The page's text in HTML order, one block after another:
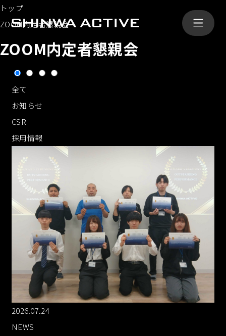
シンワ・アクティブとは
ABOUT
事業内容
SERVICE
導入事例
CASE
会社概要
COMPANY
採用情報
RECRUIT
資料ダウンロード
CONTACT
トップ
ZOOM内定者懇親会
ZOOM内定者懇親会
全て
お知らせ
CSR
採用情報
2026.07.24
NEWS